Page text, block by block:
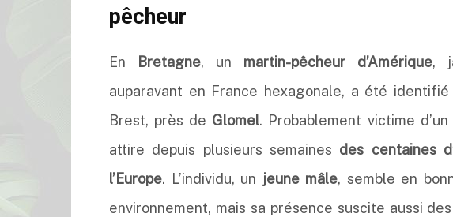
pêcheur
En Bretagne, un martin-pêcheur d’Amérique,
auparavant en France hexagonale, a été
Brest, près de Glomel. Probablement victime d’un
attire depuis plusieurs semaines des centaines
l’Europe. L’individu, un jeune mâle, semble en
environnement, mais sa présence suscite aussi des